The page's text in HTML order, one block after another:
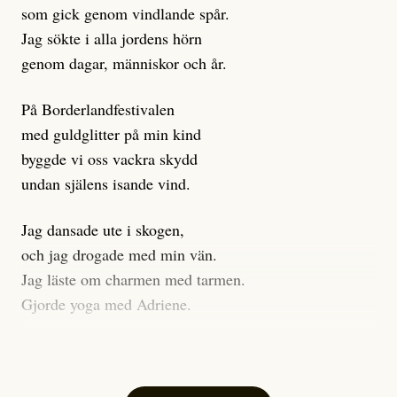
Journalistiken är låst. En klatschig men korrekt rubrik
gör förhoppningsvis att en nyfiken beställer
prenumeration, men den avslutas sekunder senare om
dessa granskningar på olika källor, alltifrån domar till
en mängd intervjupersoner, inklusive generös
möjlighet att bemöta för såväl personen vars motiv att
engagera sig i Palestinarörelsen ifrågasätts som de
grupper där Säpo-resursen samlade in uppgifter.
Researchen är grundlig.
Möjligen är det egentligen inte journalistikens metod
som stör?
artiklarna ”inte är bra för” och ”skapar betydligt mer
som gick genom vindlande spår.
Jag sökte i alla jordens hörn
genom dagar, människor och år.
På Borderlandfestivalen
med guldglitter på min kind
byggde vi oss vackra skydd
undan själens isande vind.
Jag dansade ute i skogen,
och jag drogade med min vän.
Jag läste om charmen med tarmen.
Gjorde yoga med Adriene.